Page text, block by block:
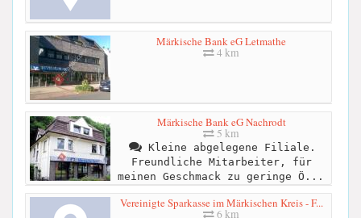
Märkische Bank eG Letmathe
4 km
Märkische Bank eG Nachrodt
5 km
Kleine abgelegene Filiale.
Freundliche Mitarbeiter, für
meinen Geschmack zu geringe Ö...
Vereinigte Sparkasse im Märkischen Kreis - F...
6 km